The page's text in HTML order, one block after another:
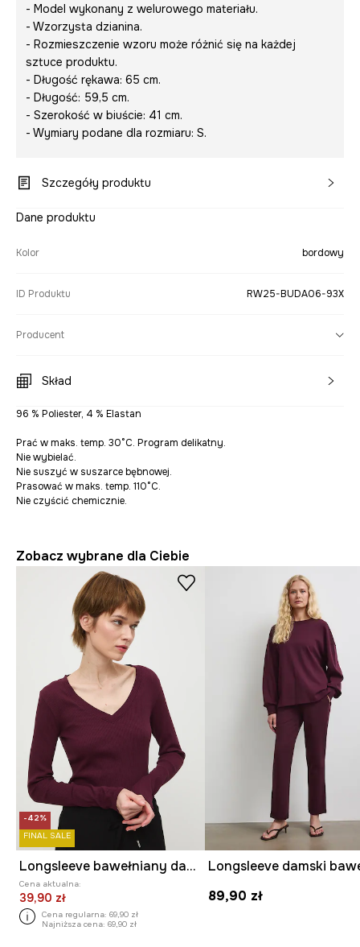
- Model wykonany z welurowego materiału.
- Wzorzysta dzianina.
- Rozmieszczenie wzoru może różnić się na każdej
sztuce produktu.
- Długość rękawa: 65 cm.
- Długość: 59,5 cm.
- Szerokość w biuście: 41 cm.
- Wymiary podane dla rozmiaru: S.
Szczegóły produktu
Dane produktu
Kolor bordowy
ID Produktu RW25-BUDA06-93X
Producent
Skład
96 % Poliester, 4 % Elastan
Prać w maks. temp. 30°C. Program delikatny.
Nie wybielać.
Nie suszyć w suszarce bębnowej.
Prasować w maks. temp. 110°C.
Nie czyścić chemicznie.
Zobacz wybrane dla Ciebie
-42%
FINAL SALE
Longsleeve bawełniany damski z elastanem prążkowany
Cena aktualna:
39,90 zł
Cena regularna: 69,90 zł
Najniższa cena: 69,90 zł
89,90 zł